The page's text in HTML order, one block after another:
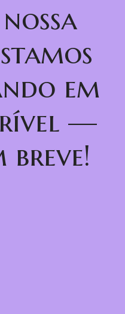
em
—
breve!